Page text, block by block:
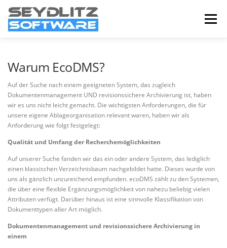
Inhalt
springen
Menü
Warum EcoDMS?
Auf der Suche nach einem geeigneten System, das zugleich
Dokumentenmanagement UND revisionssichere Archivierung ist, haben
wir es uns nicht leicht gemacht. Die wichtigsten Anforderungen, die für
unsere eigene Ablageorganisation relevant waren, haben wir als
Anforderung wie folgt festgelegt:
Qualität und Umfang der Recherchemöglichkeiten
Auf unserer Suche fanden wir das ein oder andere System, das lediglich
einen klassischen Verzeichnisbaum nachgebildet hatte. Dieses wurde von
uns als gänzlich unzureichend empfunden. ecoDMS zählt zu den Systemen,
die über eine flexible Ergänzungsmöglichkeit von nahezu beliebig vielen
Attributen verfügt. Darüber hinaus ist eine sinnvolle Klassifikation von
Dokumenttypen aller Art möglich.
Dokumentenmanagement und revisionssichere Archivierung in
einem